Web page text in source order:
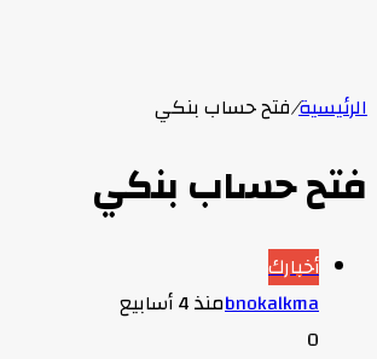
الرئيسية/فتح حساب بنكي
فتح حساب بنكي
أخبارك
bnokalkmaمنذ 4 أسابيع
0